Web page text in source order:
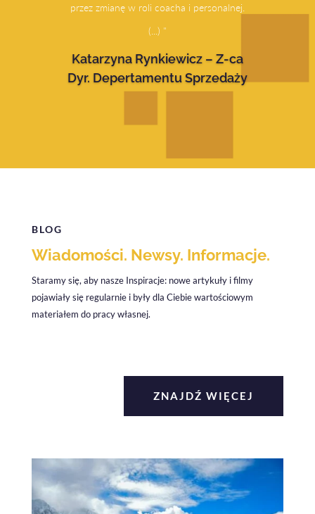
przez zmianę w roli coacha i personalnej.
(...) "
Katarzyna Rynkiewicz – Z-ca
Dyr. Depertamentu Sprzedaży
BLOG
Wiadomości. Newsy. Informacje.
Staramy się, aby nasze Inspiracje: nowe artykuły i filmy
pojawiały się regularnie i były dla Ciebie wartościowym
materiałem do pracy własnej.
ZNAJDŹ WIĘCEJ